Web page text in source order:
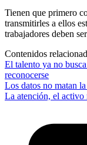
Tienen que primero
transmitirles a ellos
trabajadores deben
Contenidos
El talento ya no
reconocerse
Los datos no matan
La atención, el activo